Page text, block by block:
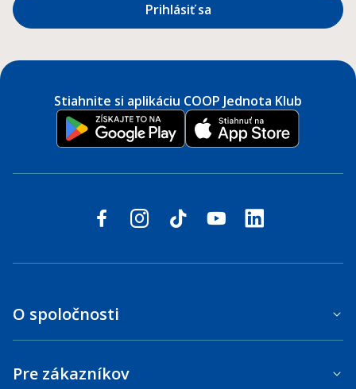
Prihlásiť sa
Stiahnite si aplikáciu COOP Jednota Klub
Sledujte nás na sociálnych sieťach
facebookinstagram
tiktok youtubelinkedin
O spoločnosti
Pre zákazníkov